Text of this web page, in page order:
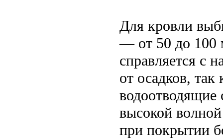
Для кровли
— от 50 до 100
справляется с
от осадков,
водоотводящие
высокой
при покрытии